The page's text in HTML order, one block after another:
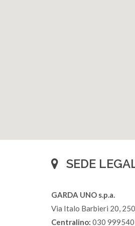
SEDE
GARDA UNO s.p.a.
Via Italo Barbieri 20,
Centralino: 030